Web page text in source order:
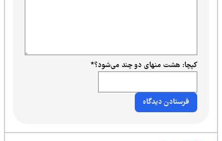
کپچا: هشت منهای دو چند می‌شود؟*